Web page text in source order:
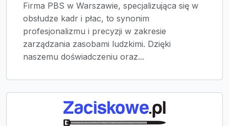
Firma PBS w Warszawie, specjalizująca się w
obsłudze kadr i płac, to synonim
profesjonalizmu i precyzji w zakresie
zarządzania zasobami ludzkimi. Dzięki
naszemu doświadczeniu oraz...